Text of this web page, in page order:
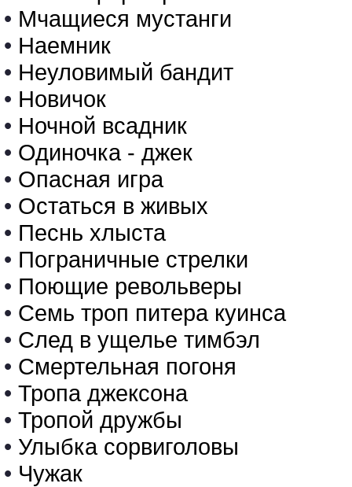
• Мчащиеся мустанги
• Наемник
• Неуловимый бандит
• Новичок
• Ночной всадник
• Одиночка - джек
• Опасная игра
• Остаться в живых
• Песнь хлыста
• Пограничные стрелки
• Поющие револьверы
• Семь троп питера куинса
• След в ущелье тимбэл
• Смертельная погоня
• Тропа джексона
• Тропой дружбы
• Улыбка сорвиголовы
• Чужак